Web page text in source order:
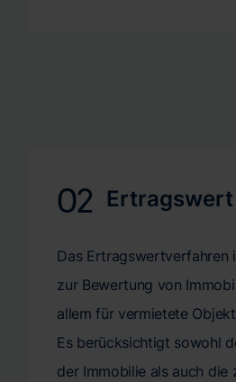
02 Ertragswert
Das Ertragswertverfahren
zur Bewertung von
allem für vermietete
Es berücksichtigt sowohl
der Immobilie als auch die